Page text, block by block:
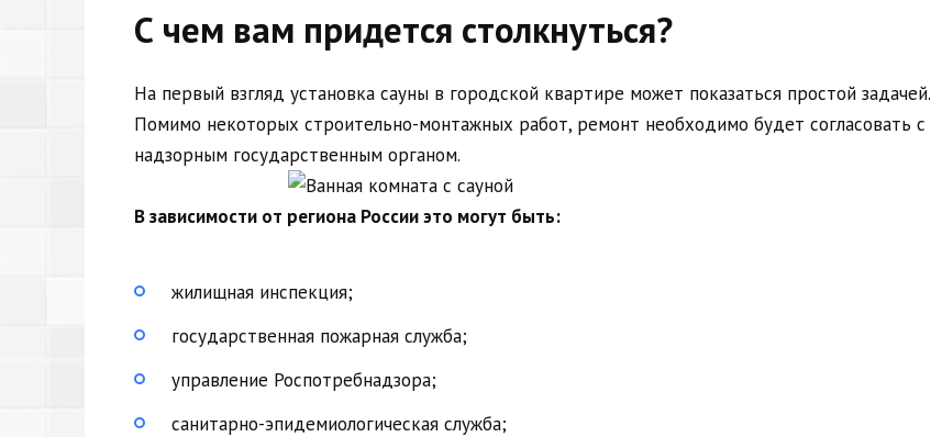
С чем вам придется столкнуться?
На первый взгляд установка сауны в городской квартире может показаться простой задачей.
Помимо некоторых строительно-монтажных работ, ремонт необходимо будет согласовать с
надзорным государственным органом.
В зависимости от региона России это могут быть:
жилищная инспекция;
государственная пожарная служба;
управление Роспотребнадзора;
санитарно-эпидемиологическая служба;